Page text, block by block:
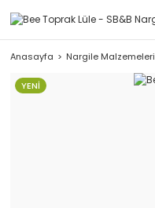
Anasayfa Nargile Malzemeleri
YENİ